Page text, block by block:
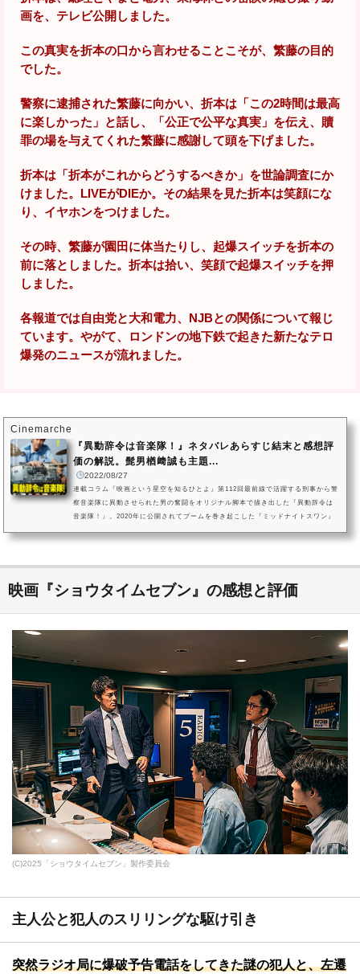
画を、テレビ公開しました。
この真実を折本の口から言わせることこそが、繁藤の目的
でした。
警察に逮捕された繁藤に向かい、折本は「この2時間は最高
に楽しかった」と話し、「公正で公平な真実」を伝え、贖
罪の場を与えてくれた繁藤に感謝して頭を下げました。
折本は「折本がこれからどうするべきか」を世論調査にか
けました。LIVEがDIEか。その結果を見た折本は笑顔にな
り、イヤホンをつけました。
その時、繁藤が園田に体当たりし、起爆スイッチを折本の
前に落としました。折本は拾い、笑顔で起爆スイッチを押
しました。
各報道では自由党と大和電力、NJBとの関係について報じ
ています。やがて、ロンドンの地下鉄で起きた新たなテロ
爆発のニュースが流れました。
Cinemarche
『異動辞令は音楽隊！』ネタバレあらすじ結末と感想評
価の解説。髭男楢﨑誠も主題...
2022/08/27
連載コラム『映画という星空を知るひとよ』第112回最前線で活躍する刑事から警
察音楽隊に異動させられた男の奮闘をオリジナル脚本で描き出した『異動辞令は
音楽隊！』。2020年に公開されてブームを巻き起こした『ミッドナイトスワン』
映画『ショウタイムセブン』の感想と評価
(C)2025「ショウタイムセブン」製作委員会
主人公と犯人のスリリングな駆け引き
突然ラジオ局に爆破予告電話をしてきた謎の犯人と、左遷